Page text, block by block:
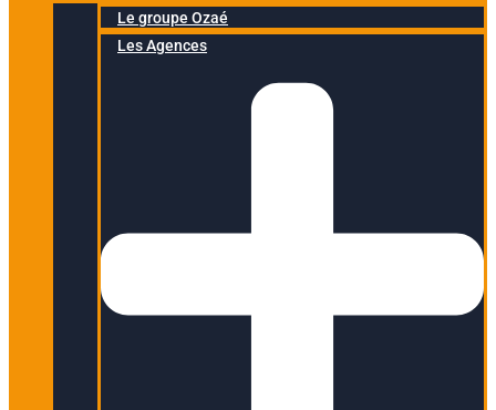
Le groupe Ozaé
Les Agences